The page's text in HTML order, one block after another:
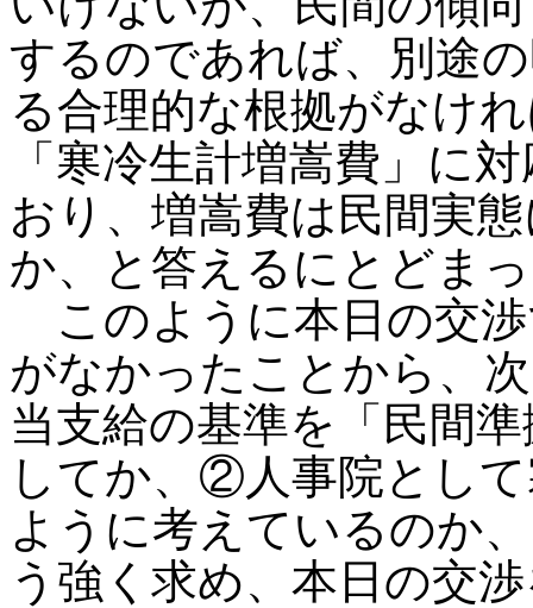
するのであれば、別途
る合理的な根拠がなけ
「寒冷生計増嵩費」に
おり、増嵩費は民間実
か、と答えるにとどま
このように本日の交
がなかったことから、
当支給の基準を「民間
してか、②人事院とし
ように考えているのか
う強く求め、本日の交